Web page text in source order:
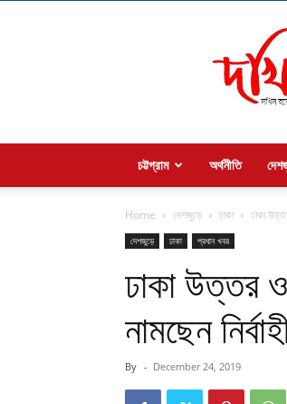
চট্টগ্রাম অর্থনীতি
Home দেশজুড়ে ঢাকা ঢাকা
দেশজুড়ে ঢাকা প্রধান খবর
ঢাকা উত্তর ও
নামছেন
By - December 24, 2019